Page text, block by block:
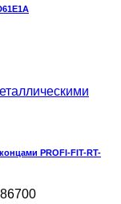
PROFI-FIT-RT-